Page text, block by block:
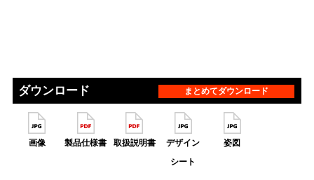
ダウンロード まとめてダウンロード
画像 製品仕様書 取扱説明書
デザイン
シート
姿図